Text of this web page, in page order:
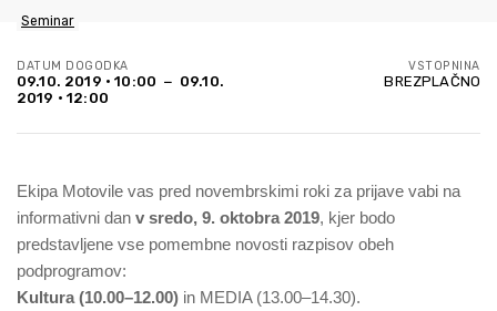
Seminar
DATUM DOGODKA
09.10. 2019 • 10:00 − 09.10.
2019 • 12:00
VSTOPNINA
BREZPLAČNO
Ekipa Motovile vas pred novembrskimi roki za prijave vabi na
informativni dan v sredo, 9. oktobra 2019, kjer bodo
predstavljene vse pomembne novosti razpisov obeh
podprogramov:
Kultura (10.00–12.00) in MEDIA (13.00–14.30).